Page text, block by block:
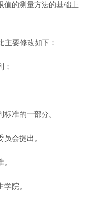
值的测量方法的基础上
主要修改如下：
准的一部分。
会提出。
院。